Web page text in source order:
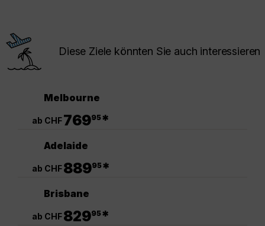
Diese Ziele könnten Sie auch interessieren
Melbourne
ab CHF76995*
Adelaide
ab CHF88995*
Brisbane
ab CHF82995*